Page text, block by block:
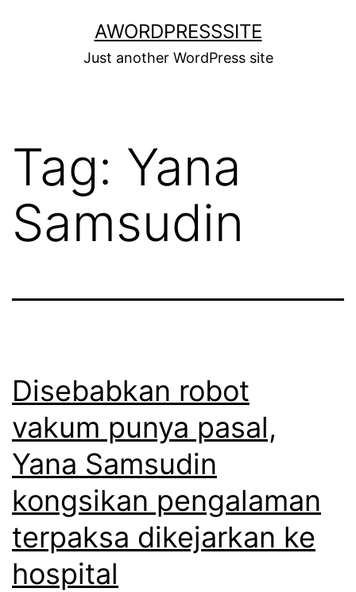
AWORDPRESSSITE
Just another WordPress site
Tag: Yana
Samsudin
Disebabkan robot
vakum punya pasal,
Yana Samsudin
kongsikan pengalaman
terpaksa dikejarkan ke
hospital